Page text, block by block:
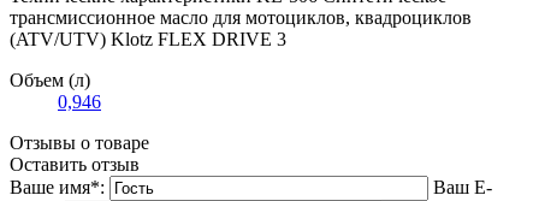
трансмиссионное масло для мотоциклов, квадроциклов
(ATV/UTV) Klotz FLEX DRIVE 3
Объем (л)
0,946
Отзывы о товаре
Оставить отзыв
Ваше имя*:
Ваш E-